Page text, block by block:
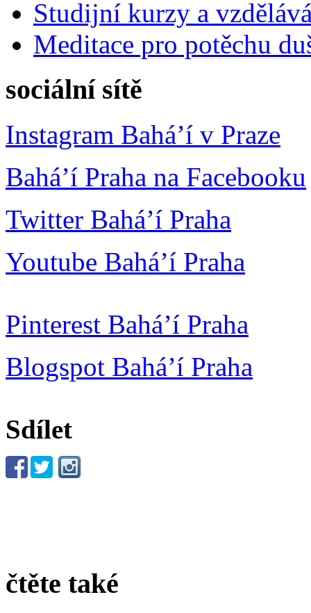
Studijní kurzy a
Meditace pro potěchu
sociální sítě
Instagram Bahá’í v Praze
Bahá’í Praha na Facebooku
Twitter Bahá’í Praha
Youtube Bahá’í Praha
Pinterest Bahá’í Praha
Blogspot Bahá’í Praha
Sdílet
čtěte také